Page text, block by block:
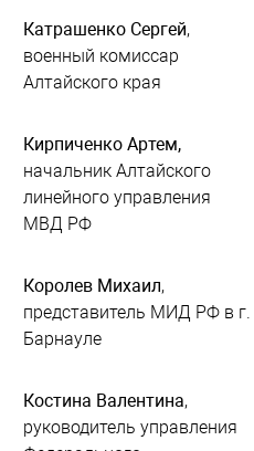
Катрашенко Сергей,
военный комиссар
Алтайского края
Кирпиченко Артем,
начальник Алтайского
линейного управления
МВД РФ
Королев Михаил,
представитель МИД РФ в г.
Барнауле
Костина Валентина,
руководитель управления